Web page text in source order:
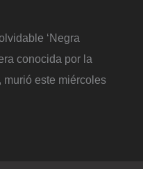
‘Negra
conocida por la
este miércoles